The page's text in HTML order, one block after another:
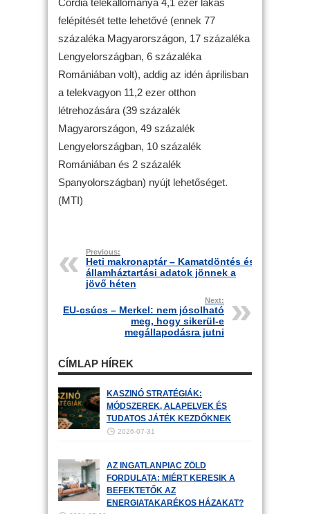
Cordia telekállománya 4,1 ezer lakás
felépítését tette lehetővé (ennek 77
százaléka Magyarországon, 17 százaléka
Lengyelországban, 6 százaléka
Romániában volt), addig az idén áprilisban
a telekvagyon 11,2 ezer otthon
létrehozására (39 százalék
Magyarországon, 49 százalék
Lengyelországban, 10 százalék
Romániában és 2 százalék
Spanyolországban) nyújt lehetőséget.
(MTI)
Previous:
Heti makronaptár – Kamatdöntés és
államháztartási adatok jönnek a
jövő héten
Next:
EU-csúcs – Merkel: nem jósolható
meg, hogy sikerül-e
megállapodásra jutni
CÍMLAP HÍREK
KASZINÓ STRATÉGIÁK:
MÓDSZEREK, ALAPELVEK ÉS
TUDATOS JÁTÉK KEZDŐKNEK
2026-07-31
AZ INGATLANPIAC ZÖLD
FORDULATA: MIÉRT KERESIK A
BEFEKTETŐK AZ
ENERGIATAKARÉKOS HÁZAKAT?